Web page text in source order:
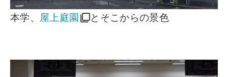
本学、 屋上庭園 とそこからの景色